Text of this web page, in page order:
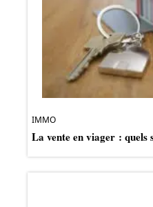
IMMO
La vente en viager : quels